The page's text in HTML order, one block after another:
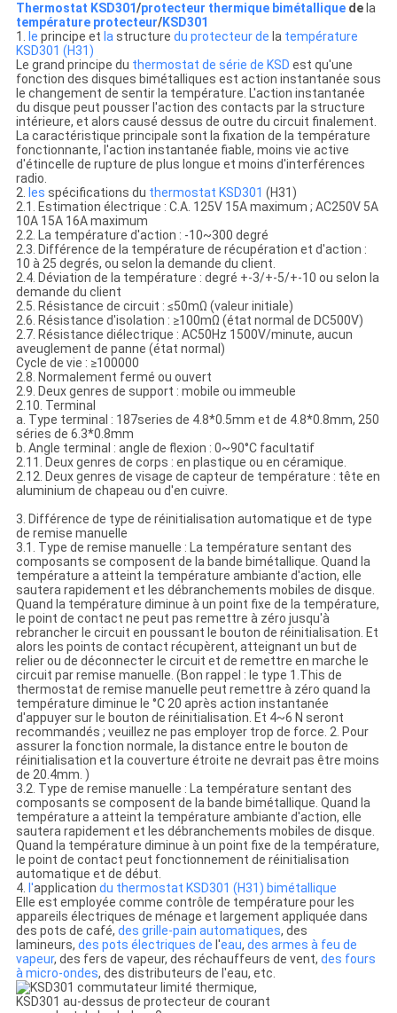
Thermostat KSD301/protecteur thermique bimétallique dela
température protecteur/KSD301
1. le principe et lastructure du protecteur de la température
KSD301 (H31)
Le grand principe du thermostat de série de KSD est qu'une
fonction des disques bimétalliques est action instantanée sous
le changement de sentir la température. L'action instantanée
du disque peut pousser l'action des contacts par la structure
intérieure, et alors causé dessus de outre du circuit finalement.
La caractéristique principale sont la fixation de la température
fonctionnante, l'action instantanée fiable, moins vie active
d'étincelle de rupture de plus longue et moins d'interférences
radio.
2. les spécifications du thermostat KSD301 (H31)
2.1. Estimation électrique : C.A. 125V 15A maximum ; AC250V 5A
10A 15A 16A maximum
2.2. La température d'action : -10~300 degré
2.3. Différence de la température de récupération et d'action :
10 à 25 degrés, ou selon la demande du client.
2.4. Déviation de la température : degré +-3/+-5/+-10 ou selon la
demande du client
2.5. Résistance de circuit : ≤50mΩ (valeur initiale)
2.6. Résistance d'isolation : ≥100mΩ (état normal de DC500V)
2.7. Résistance diélectrique : AC50Hz 1500V/minute, aucun
aveuglement de panne (état normal)
Cycle de vie : ≥100000
2.8. Normalement fermé ou ouvert
2.9. Deux genres de support : mobile ou immeuble
2.10. Terminal
a. Type terminal : 187series de 4.8*0.5mm et de 4.8*0.8mm, 250
séries de 6.3*0.8mm
b. Angle terminal : angle de flexion : 0~90°C facultatif
2.11. Deux genres de corps : en plastique ou en céramique.
2.12. Deux genres de visage de capteur de température : tête en
aluminium de chapeau ou d'en cuivre.
3. Différence de type de réinitialisation automatique et de type
de remise manuelle
3.1. Type de remise manuelle : La température sentant des
composants se composent de la bande bimétallique. Quand la
température a atteint la température ambiante d'action, elle
sautera rapidement et les débranchements mobiles de disque.
Quand la température diminue à un point fixe de la température,
le point de contact ne peut pas remettre à zéro jusqu'à
rebrancher le circuit en poussant le bouton de réinitialisation. Et
alors les points de contact récupèrent, atteignant un but de
relier ou de déconnecter le circuit et de remettre en marche le
circuit par remise manuelle. (Bon rappel : le type 1.This de
thermostat de remise manuelle peut remettre à zéro quand la
température diminue le °C 20 après action instantanée
d'appuyer sur le bouton de réinitialisation. Et 4~6 N seront
recommandés ; veuillez ne pas employer trop de force. 2. Pour
assurer la fonction normale, la distance entre le bouton de
réinitialisation et la couverture étroite ne devrait pas être moins
de 20.4mm. )
3.2. Type de remise manuelle : La température sentant des
composants se composent de la bande bimétallique. Quand la
température a atteint la température ambiante d'action, elle
sautera rapidement et les débranchements mobiles de disque.
Quand la température diminue à un point fixe de la température,
le point de contact peut fonctionnement de réinitialisation
automatique et de début.
4. l'application du thermostat KSD301 (H31) bimétallique
Elle est employée comme contrôle de température pour les
appareils électriques de ménage et largement appliquée dans
des pots de café, des grille-pain automatiques, des
lamineurs, des pots électriques de l'eau, des armes à feu de
vapeur, des fers de vapeur, des réchauffeurs de vent, des fours
à micro-ondes, des distributeurs de l'eau, etc.